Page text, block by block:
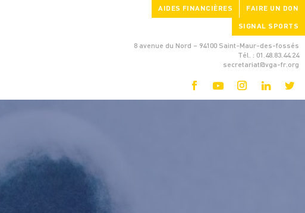
AIDES FINANCIÈRES FAIRE UN DON
SIGNAL SPORTS
8 avenue du Nord – 94100 Saint-Maur-des-fossés
Tél. : 01.48.83.44.24
secretariat@vga-fr.org